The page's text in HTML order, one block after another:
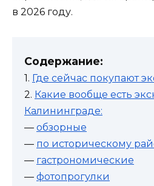
в 2026 году.
Содержание:
1. Где сейчас покупают
2. Какие вообще есть
Калининграде:
— обзорные
— по историческому
— гастрономические
— фотопрогулки